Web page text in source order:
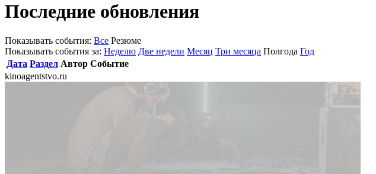
Последние обновления
Показывать события: Все Резюме
Показывать события за: Неделю Две недели Месяц Три месяца Полгода Год
Дата Раздел Автор Событие
kinoagentstvo.ru